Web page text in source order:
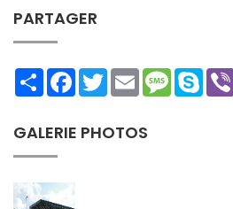
PARTAGER
ShareFacebookTwitterEmailMessage
GALERIE PHOTOS